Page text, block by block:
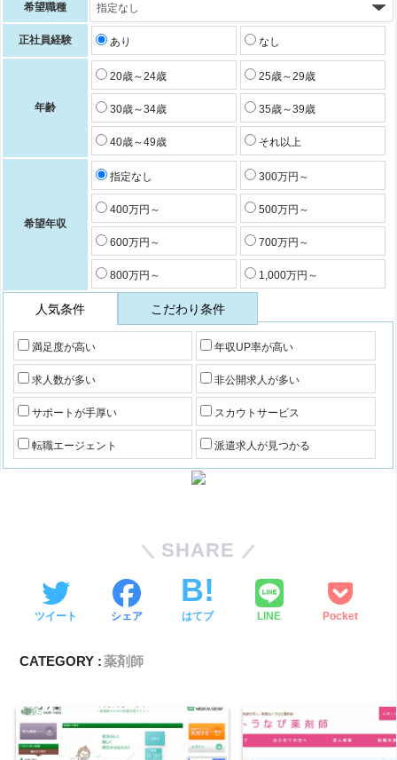
希望職種
正社員経験 あり なし
年齢
20歳～24歳 25歳～29歳
30歳～34歳 35歳～39歳
40歳～49歳 それ以上
希望年収
指定なし 300万円～
400万円～ 500万円～
600万円～ 700万円～
800万円～ 1,000万円～
人気条件 こだわり条件
満足度が高い 年収UP率が高い
求人数が多い 非公開求人が多い
サポートが手厚い スカウトサービス
転職エージェント 派遣求人が見つかる
SHARE
ツイート シェア はてブ LINE Pocket
CATEGORY :薬剤師